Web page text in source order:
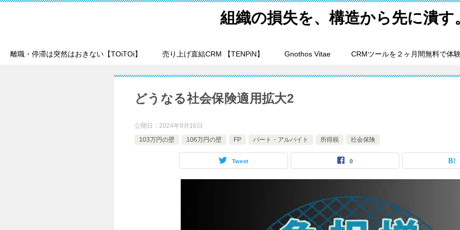
組織の損失を、構造から先に潰す
離職・停滞は突然はおきない【TOiTOi】 売り上げ直結CRM 【TENPiN】 Gnothos Vitae CRMツールを２ヶ月間無料で体
どうなる社会保険適用拡大2
公開日： 2024年9月16日
103万円の壁
106万円の壁 FP パート・アルバイト 所得税 社会保険
Tweet 0